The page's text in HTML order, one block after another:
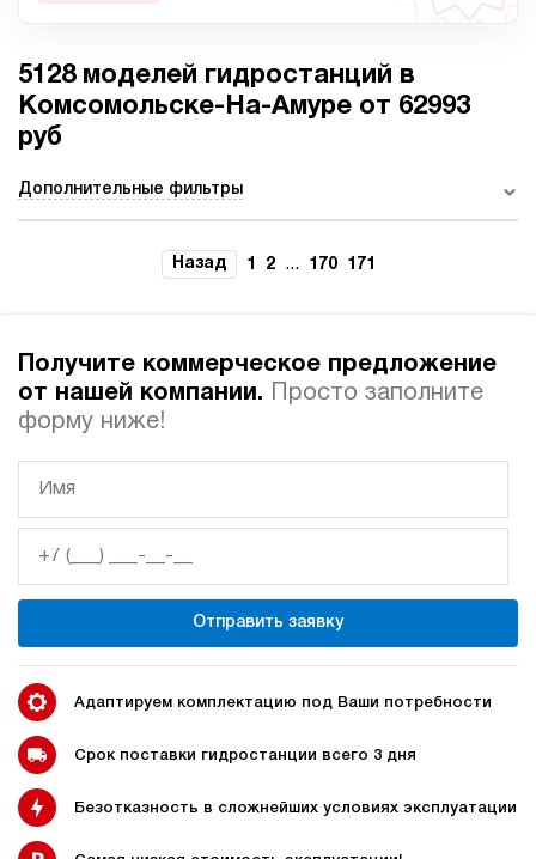
Гидростанции с
пневмоприводом
Гидростанции высокого
давления c электроприводом
Ручные гидростанции
Гидростанции с двумя
Автоматические
гидростанции
Домкрат 100 тонн с
гидростанцией
Гидростанция с домкратом
Гидростанции с домкратом
Гидростанции для свай
5128 моделей гидростанций в
Комсомольске-На-Амуре от 62993
руб
Дополнительные фильтры
Назад 1 2 ... 170 171
Получите коммерческое предложение
от нашей компании.
Просто заполните
форму ниже!
Отправить заявку
Адаптируем комплектацию под Ваши потребности
Срок поставки гидростанции всего 3 дня
Безотказность в сложнейших условиях эксплуатации